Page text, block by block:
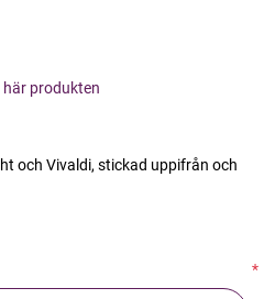
här produkten
och Vivaldi, stickad uppifrån och
*